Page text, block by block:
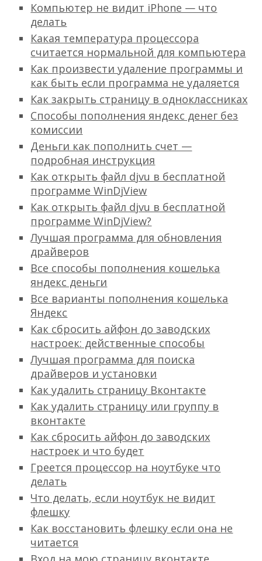
Компьютер не видит iPhone — что
делать
Какая температура процессора
считается нормальной для компьютера
Как произвести удаление программы и
как быть если программа не удаляется
Как закрыть страницу в одноклассниках
Способы пополнения яндекс денег без
комиссии
Деньги как пополнить счет —
подробная инструкция
Как открыть файл djvu в бесплатной
программе WinDjView
Как открыть файл djvu в бесплатной
программе WinDjView?
Лучшая программа для обновления
драйверов
Все способы пополнения кошелька
яндекс деньги
Все варианты пополнения кошелька
Яндекс
Как сбросить айфон до заводских
настроек: действенные способы
Лучшая программа для поиска
драйверов и установки
Как удалить страницу Вконтакте
Как удалить страницу или группу в
вконтакте
Как сбросить айфон до заводских
настроек и что будет
Греется процессор на ноутбуке что
делать
Что делать, если ноутбук не видит
флешку
Как восстановить флешку если она не
читается